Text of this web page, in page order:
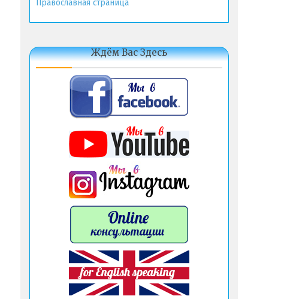
Православная страница
Ждём Вас Здесь